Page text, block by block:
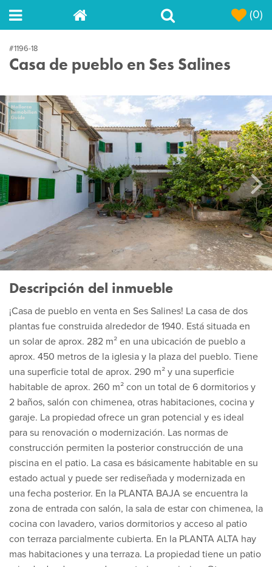
(0)
#1196-18
Casa de pueblo en Ses Salines
Next
Descripción del inmueble
¡Casa de pueblo en venta en Ses Salines! La casa de dos
plantas fue construida alrededor de 1940. Está situada en
un solar de aprox. 282 m² en una ubicación de pueblo a
aprox. 450 metros de la iglesia y la plaza del pueblo. Tiene
una superficie total de aprox. 290 m² y una superficie
habitable de aprox. 260 m² con un total de 6 dormitorios y
2 baños, salón con chimenea, otras habitaciones, cocina y
garaje. La propiedad ofrece un gran potencial y es ideal
para su renovación o modernización. Las normas de
construcción permiten la posterior construcción de una
piscina en el patio. La casa es básicamente habitable en su
estado actual y puede ser rediseñada y modernizada en
una fecha posterior. En la PLANTA BAJA se encuentra la
zona de entrada con salón, la sala de estar con chimenea, la
cocina con lavadero, varios dormitorios y acceso al patio
con terraza parcialmente cubierta. En la PLANTA ALTA hay
mas habitaciones y una terraza. La propiedad tiene un patio